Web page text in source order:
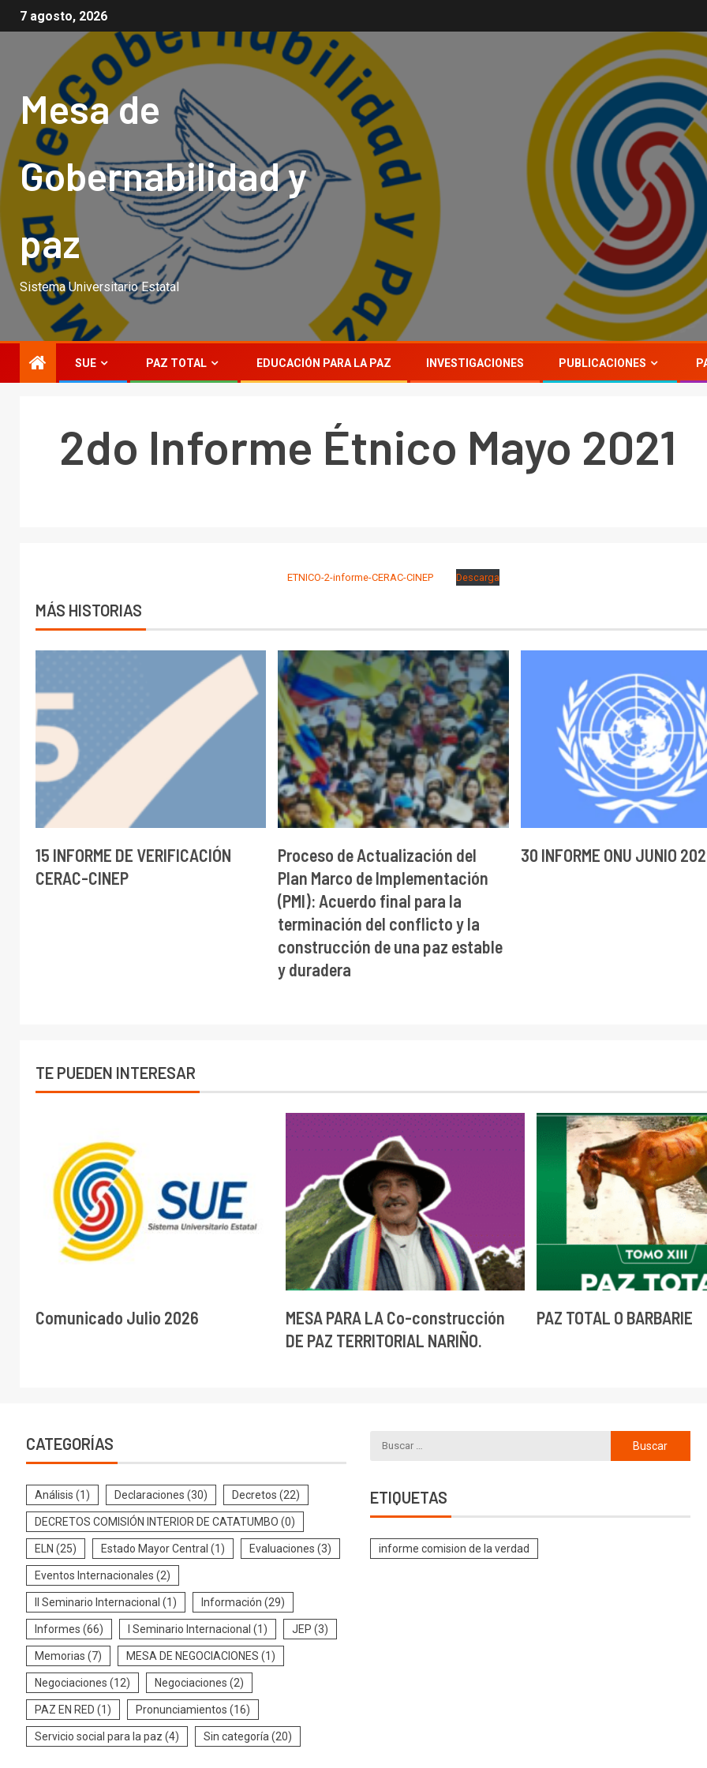
7 agosto, 2026
Mesa de
Gobernabilidad y
paz
Sistema Universitario Estatal
SUE PAZ TOTAL EDUCACIÓN PARA LA PAZ INVESTIGACIONES PUBLICACIONES
2do Informe Étnico Mayo 2021
ETNICO-2-informe-CERAC-CINEP Descarga
MÁS HISTORIAS
15 INFORME DE VERIFICACIÓN
CERAC-CINEP
Proceso de Actualización del
Plan Marco de Implementación
(PMI): Acuerdo final para la
terminación del conflicto y la
construcción de una paz estable
y duradera
30 INFORME ONU JUNIO
TE PUEDEN INTERESAR
Comunicado Julio 2026
MESA PARA LA Co-construcción
DE PAZ TERRITORIAL NARIÑO.
PAZ TOTAL O BARBARIE
CATEGORÍAS
Análisis (1) Declaraciones (30) Decretos (22)
DECRETOS COMISIÓN INTERIOR DE CATATUMBO (0)
ELN (25) Estado Mayor Central (1) Evaluaciones (3)
Eventos Internacionales (2)
II Seminario Internacional (1) Información (29)
Informes (66) I Seminario Internacional (1) JEP (3)
Memorias (7) MESA DE NEGOCIACIONES (1)
Negociaciones (12) Negociaciones (2)
PAZ EN RED (1) Pronunciamientos (16)
Servicio social para la paz (4) Sin categoría (20)
ETIQUETAS
informe comision de la verdad